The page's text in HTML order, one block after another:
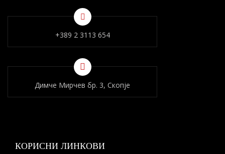
+389 2 3113 654
Димче Мирчев бр. 3, Скопје
КОРИСНИ ЛИНКОВИ